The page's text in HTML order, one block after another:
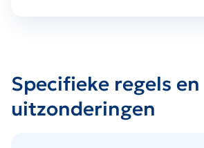
Specifieke regels en
uitzonderingen